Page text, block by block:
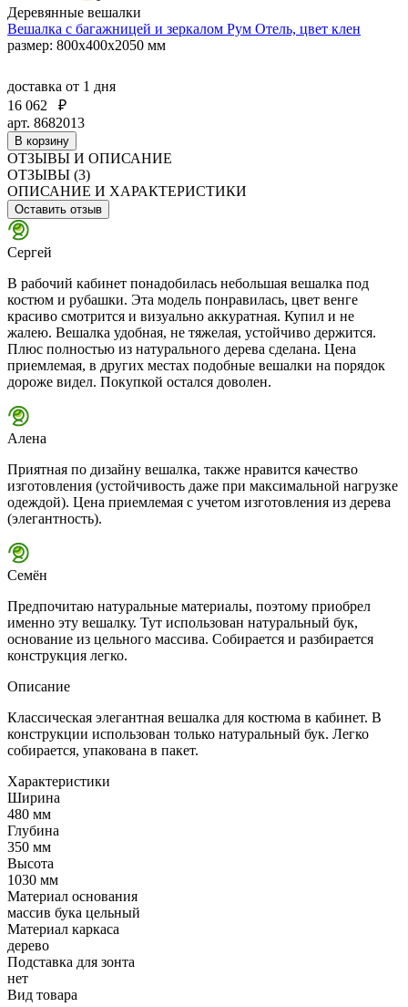
Деревянные вешалки
Вешалка с багажницей и зеркалом Рум Отель, цвет клен
размер: 800х400х2050 мм
доставка от 1 дня
16 062
₽
арт. 8682013
В корзину
ОТЗЫВЫ И ОПИСАНИЕ
ОТЗЫВЫ (3)
ОПИСАНИЕ И ХАРАКТЕРИСТИКИ
Оставить отзыв
Сергей
В рабочий кабинет понадобилась небольшая вешалка под
костюм и рубашки. Эта модель понравилась, цвет венге
красиво смотрится и визуально аккуратная. Купил и не
жалею. Вешалка удобная, не тяжелая, устойчиво держится.
Плюс полностью из натурального дерева сделана. Цена
приемлемая, в других местах подобные вешалки на порядок
дороже видел. Покупкой остался доволен.
Алена
Приятная по дизайну вешалка, также нравится качество
изготовления (устойчивость даже при максимальной нагрузке
одеждой). Цена приемлемая с учетом изготовления из дерева
(элегантность).
Семён
Предпочитаю натуральные материалы, поэтому приобрел
именно эту вешалку. Тут использован натуральный бук,
основание из цельного массива. Собирается и разбирается
конструкция легко.
Описание
Классическая элегантная вешалка для костюма в кабинет. В
конструкции использован только натуральный бук. Легко
собирается, упакована в пакет.
Характеристики
Ширина
480 мм
Глубина
350 мм
Высота
1030 мм
Материал основания
массив бука цельный
Материал каркаса
дерево
Подставка для зонта
нет
Вид товара